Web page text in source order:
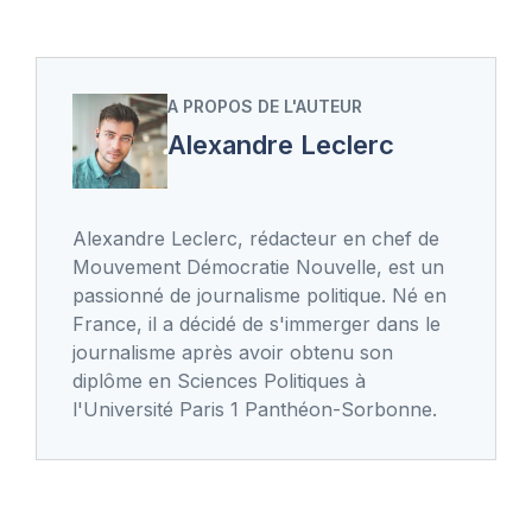
A PROPOS DE L'AUTEUR
Alexandre Leclerc
Alexandre Leclerc, rédacteur en chef de
Mouvement Démocratie Nouvelle, est un
passionné de journalisme politique. Né en
France, il a décidé de s'immerger dans le
journalisme après avoir obtenu son
diplôme en Sciences Politiques à
l'Université Paris 1 Panthéon-Sorbonne.